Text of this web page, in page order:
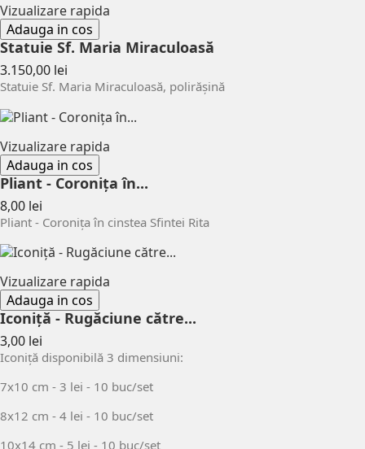
Vizualizare rapida
Adauga in cos
Statuie Sf. Maria Miraculoasă
3.150,00 lei
Statuie Sf. Maria Miraculoasă, polirășină
Vizualizare rapida
Adauga in cos
Pliant - Coronița în...
8,00 lei
Pliant - Coronița în cinstea Sfintei Rita
Vizualizare rapida
Adauga in cos
Iconiță - Rugăciune către...
3,00 lei
Iconiță disponibilă 3 dimensiuni:
7x10 cm - 3 lei - 10 buc/set
8x12 cm - 4 lei - 10 buc/set
10x14 cm - 5 lei - 10 buc/set